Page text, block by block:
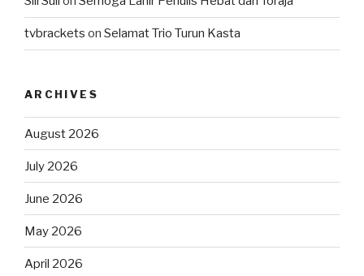
tvbrackets on Selamat Trio Turun Kasta
ARCHIVES
August 2026
July 2026
June 2026
May 2026
April 2026